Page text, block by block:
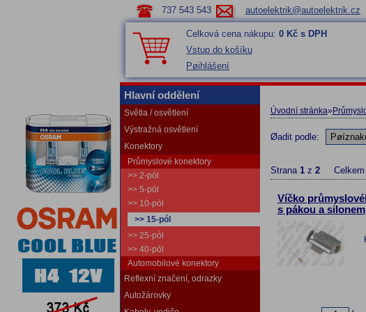
737 543 543 autoelektrik@autoelektrik.cz
Celková cena nákupu: 0 Kč s DPH
Vstup do košíku
Pøihlášení
Hlavní oddělení
Světla / osvětlení
Výstražná osvětlení
Konektory
Průmyslové konektory
>> 2-pól
>> 5-pól
>> 10-pól
>> 15-pól
>> 25-pól
>> 40-pól
Automobilové konektory
Reflexní značení, odrazky
Autožárovky
Úvodní stránka»
Øadit podle:
Strana 1z 2Celkem
Víčko
s pákou a silonem